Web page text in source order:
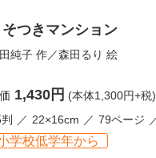
そつきマンション
純子 作／森田るり 絵
1,430円 (本体1,300円+税)
22×16cm 79ページ
学校低学年から